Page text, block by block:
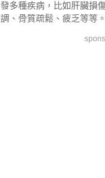
發多種疾病，比如肝臟損
調、骨質疏鬆、疲乏等等。